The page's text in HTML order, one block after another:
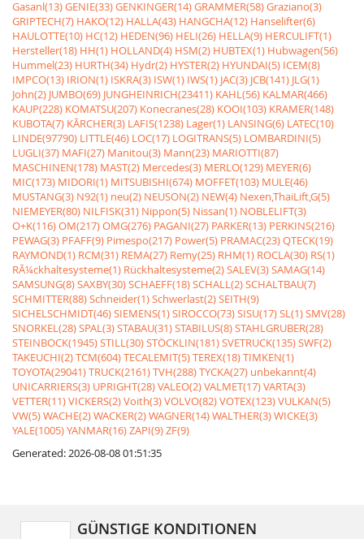
Gasanl(13)GENIE(33)GENKINGER(14)GRAMMER(58)Graziano(3)
GRIPTECH(7) HAKO(12) HALLA(43) HANGCHA(12) Hanselifter(6)
HAULOTTE(10) HC(12) HEDEN(96) HELI(26) HELLA(9) HERCULIFT(1)
Hersteller(18) HH(1) HOLLAND(4) HSM(2) HUBTEX(1) Hubwagen(56)
Hummel(23) HURTH(34) Hydr(2) HYSTER(2) HYUNDAI(5) ICEM(8)
IMPCO(13) IRION(1) ISKRA(3) ISW(1) IWS(1) JAC(3) JCB(141) JLG(1)
John(2) JUMBO(69) JUNGHEINRICH(23411) KAHL(56) KALMAR(466)
KAUP(228) KOMATSU(207) Konecranes(28) KOOI(103) KRAMER(148)
KUBOTA(7) KÃRCHER(3) LAFIS(1238) Lager(1) LANSING(6) LATEC(10)
LINDE(97790) LITTLE(46) LOC(17) LOGITRANS(5) LOMBARDINI(5)
LUGLI(37) MAFI(27) Manitou(3) Mann(23) MARIOTTI(87)
MASCHINEN(178) MAST(2) Mercedes(3) MERLO(129) MEYER(6)
MIC(173) MIDORI(1) MITSUBISHI(674) MOFFET(103) MULE(46)
MUSTANG(3) N92(1) neu(2) NEUSON(2) NEW(4) Nexen,ThaiLift,G(5)
NIEMEYER(80) NILFISK(31) Nippon(5) Nissan(1) NOBLELIFT(3)
O+K(116)OM(217)OMG(276) PAGANI(27) PARKER(13) PERKINS(216)
PEWAG(3) PFAFF(9) Pimespo(217) Power(5) PRAMAC(23)QTECK(19)
RAYMOND(1) RCM(31) REMA(27) Remy(25) RHM(1) ROCLA(30) RS(1)
RÃ¼ckhaltesysteme(1) Rückhaltesysteme(2)SALEV(3)SAMAG(14)
SAMSUNG(8)SAXBY(30)SCHAEFF(18)SCHALL(2)SCHALTBAU(7)
SCHMITTER(88)Schneider(1)Schwerlast(2)SEITH(9)
SICHELSCHMIDT(46)SIEMENS(1)SIROCCO(73)SISU(17)SL(1)SMV(28)
SNORKEL(28)SPAL(3)STABAU(31)STABILUS(8)STAHLGRUBER(28)
STEINBOCK(1945)STILL(30)STÖCKLIN(181)SVETRUCK(135)SWF(2)
TAKEUCHI(2)TCM(604)TECALEMIT(5)TEREX(18)TIMKEN(1)
TOYOTA(29041)TRUCK(2161)TVH(288)TYCKA(27) unbekannt(4)
UNICARRIERS(3) UPRIGHT(28)VALEO(2)VALMET(17)VARTA(3)
VETTER(11)VICKERS(2)Voith(3)VOLVO(82)VOTEX(123)VULKAN(5)
VW(5)WACHE(2)WACKER(2)WAGNER(14)WALTHER(3)WICKE(3)
YALE(1005)YANMAR(16)ZAPI(9)ZF(9)
Generated: 2026-08-08 01:51:35
GÜNSTIGE KONDITIONEN